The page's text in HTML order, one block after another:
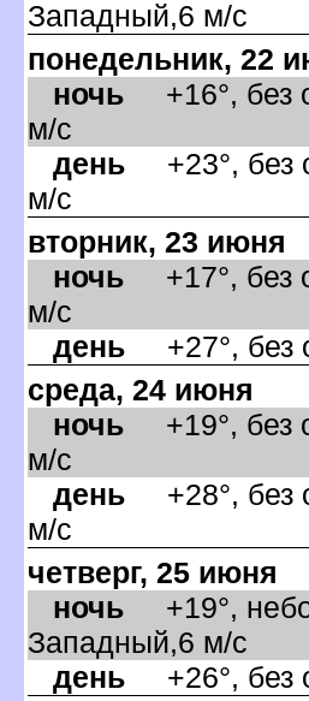
Западный,6 м/с
понедельник, 22
ночь +16°, без
м/с
день +23°, без
м/с
торник, 23 июня
ночь +17°, без
м/с
день +27°, без
среда, 24 июня
ночь +19°, без
м/с
день +28°, без
м/с
четверг, 25 июня
ночь +19°,
Западный,6 м/с
день +26°, без